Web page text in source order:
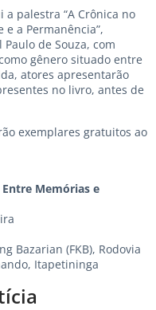
palestra “A Crônica no
a Permanência”,
de Souza, com
gênero situado entre
atores apresentarão
no livro, antes de
exemplares gratuitos ao
Memórias e
Bazarian (FKB), Rodovia
Itapetininga